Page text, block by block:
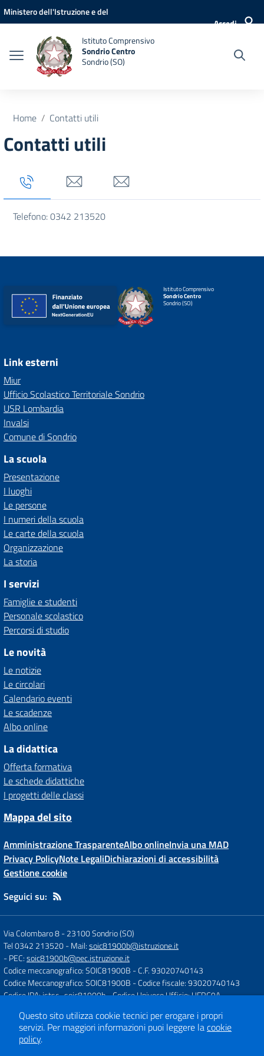
Vai ai contenuti
Vai al menu di navigazione
Vai al footer
Ministero dell'Istruzione e del
Accedi
Istituto Comprensivo
Sondrio Centro
Sondrio (SO)
Home Contatti utili
Contatti utili
Tab titolo 1Tab titolo 3Tab titolo 4
Telefono: 0342 213520
Istituto Comprensivo
Sondrio Centro
Sondrio (SO)
Link esterni
Miur
Ufficio Scolastico Territoriale Sondrio
USR Lombardia
Invalsi
Comune di Sondrio
La scuola
Presentazione
I luoghi
Le persone
I numeri della scuola
Le carte della scuola
Organizzazione
La storia
I servizi
Famiglie e studenti
Personale scolastico
Percorsi di studio
Le novità
Le notizie
Le circolari
Calendario eventi
Le scadenze
Albo online
La didattica
Offerta formativa
Le schede didattiche
I progetti delle classi
Mappa del sito
Amministrazione TrasparenteAlbo onlineInvia una MAD
Privacy PolicyNote LegaliDichiarazioni di accessibilità
Gestione cookie
Seguici su:
Via Colombaro 8-23100 Sondrio (SO)
Tel 0342 213520- Mail:soic81900b@istruzione.it
- PEC:soic81900b@pec.istruzione.it
Codice meccanografico: SOIC81900B - C.F. 93020740143
Codice Meccanografico: SOIC81900B - Codice fiscale: 93020740143
Codice IPA: istsc_soic81900b- Codice Univoco Ufficio: UFRC9A
Concept & Design by
Designers Italia
Questo sito utilizza cookie tecnici per erogare i propri
servizi. Per maggiori informazioni puoi leggere lacookie
policy.